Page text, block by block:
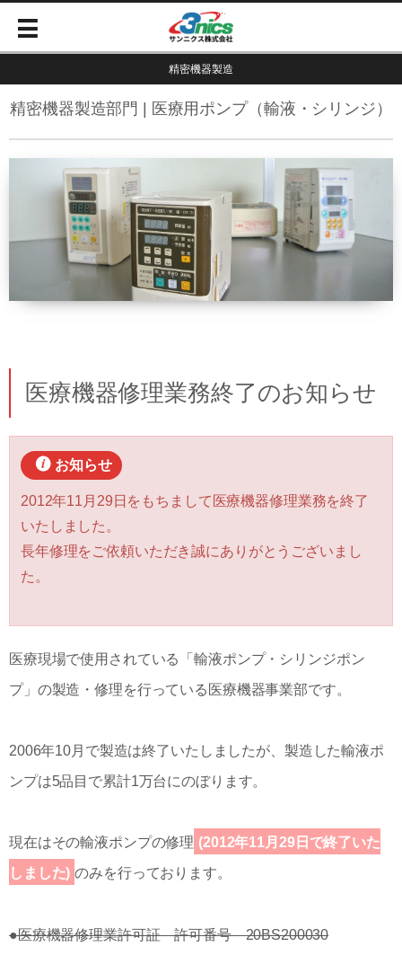
精密機器製造
精密機器製造部門 | 医療用ポンプ（輸液・シリンジ）
医療機器修理業務終了のお知らせ
お知らせ
2012年11月29日をもちまして医療機器修理業務を終了
いたしました。
長年修理をご依頼いただき誠にありがとうございまし
た。
医療現場で使用されている「輸液ポンプ・シリンジポン
プ」の製造・修理を行っている医療機器事業部です。
2006年10月で製造は終了いたしましたが、製造した輸液ポ
ンプは5品目で累計1万台にのぼります。
現在はその輸液ポンプの修理 (2012年11月29日で終了いた
しました) のみを行っております。
●医療機器修理業許可証 許可番号 20BS200030